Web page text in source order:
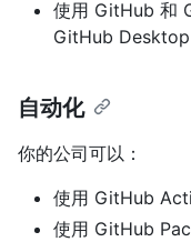
使用 GitHub 和
GitHub
自动化
你的公司可以：
使用 GitHub
使用 GitHub